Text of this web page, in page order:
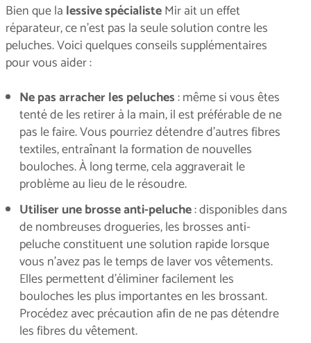
Bien que la lessive spécialisteMir ait un effet
réparateur, ce n’est pas la seule solution contre les
peluches. Voici quelques conseils supplémentaires
pour vous aider :
Ne pas arracher les peluches: même si vous êtes
tenté de les retirer à la main, il est préférable de ne
pas le faire. Vous pourriez détendre d’autres fibres
textiles, entraînant la formation de nouvelles
bouloches. À long terme, cela aggraverait le
problème au lieu de le résoudre.
Utiliser une brosse anti-peluche: disponibles dans
de nombreuses drogueries, les brosses anti-
peluche constituent une solution rapide lorsque
vous n’avez pas le temps de laver vos vêtements.
Elles permettent d’éliminer facilement les
bouloches les plus importantes en les brossant.
Procédez avec précaution afin de ne pas détendre
les fibres du vêtement.